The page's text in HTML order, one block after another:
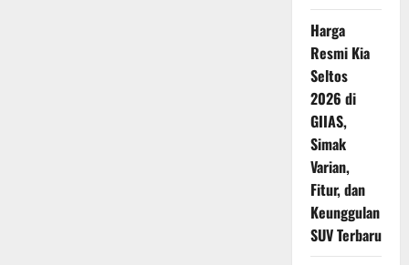
Harga
Resmi Kia
Seltos
2026 di
GIIAS,
Simak
Varian,
Fitur, dan
Keunggulan
SUV Terbaru